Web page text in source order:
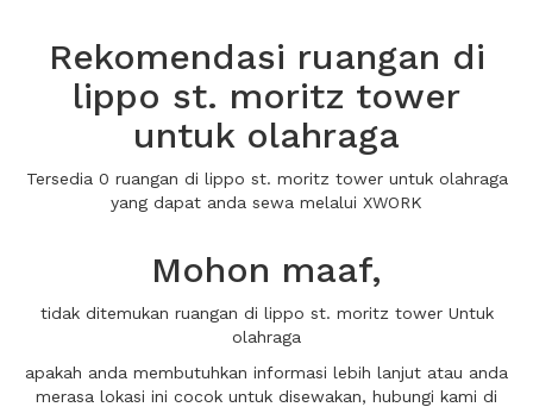
Rekomendasi ruangan di
lippo st. moritz tower
untuk olahraga
Tersedia 0 ruangan di lippo st. moritz tower untuk olahraga
yang dapat anda sewa melalui XWORK
Mohon maaf,
tidak ditemukan ruangan di lippo st. moritz tower Untuk
olahraga
apakah anda membutuhkan informasi lebih lanjut atau anda
merasa lokasi ini cocok untuk disewakan, hubungi kami di